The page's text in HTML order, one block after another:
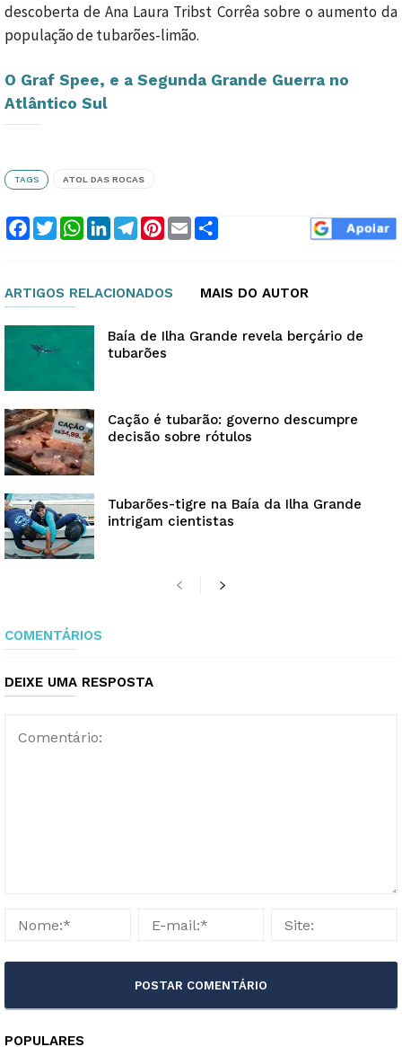
descoberta de Ana Laura Tribst Corrêa sobre o aumento da
população de tubarões-limão.
O Graf Spee, e a Segunda Grande Guerra no
Atlântico Sul
TAGS ATOL DAS ROCAS
Facebook
TwitterWhatsApp
LinkedInTelegram
Pinterest
Email
ARTIGOS RELACIONADOS MAIS DO AUTOR
Baía de Ilha Grande revela berçário de
tubarões
Cação é tubarão: governo descumpre
decisão sobre rótulos
Tubarões-tigre na Baía da Ilha Grande
intrigam cientistas
COMENTÁRIOS
DEIXE UMA RESPOSTA
POPULARES